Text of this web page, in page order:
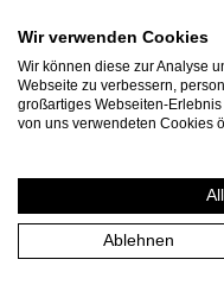
An zwei Tagen haben die
mit den passenden
Youtube
Theaterbesuche und
Georgstr.
Als Vorbereitung auf den
begleitenden Kreativ-
Theaterpädagog*innen tief
Inszenierung Hieronymus
Wir verwenden Cookies
Wir können diese zur Analyse
Webseite zu verbessern,
großartiges Webseiten-
von uns verwendeten Cookies
Ablehnen